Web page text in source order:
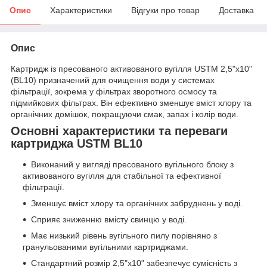
Опис Характеристики Відгуки про товар Доставка
Опис
Картридж із пресованого активованого вугілля USTM 2,5"x10"
(BL10) призначений для очищення води у системах
фільтрації, зокрема у фільтрах зворотного осмосу та
підмийкових фільтрах. Він ефективно зменшує вміст хлору та
органічних домішок, покращуючи смак, запах і колір води.
Основні характеристики та переваги
картриджа USTM BL10
Виконаний у вигляді пресованого вугільного блоку з
активованого вугілля для стабільної та ефективної
фільтрації.
Зменшує вміст хлору та органічних забруднень у воді.
Сприяє зниженню вмісту свинцю у воді.
Має низький рівень вугільного пилу порівняно з
гранульованими вугільними картриджами.
Стандартний розмір 2,5"x10" забезпечує сумісність з